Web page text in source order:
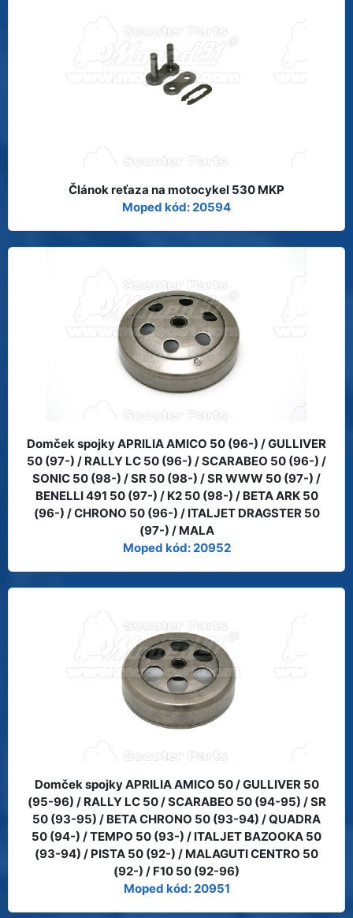
Článok reťaza na motocykel 530 MKP
Moped kód: 20594
Domček spojky APRILIA AMICO 50 (96-) / GULLIVER
50 (97-) / RALLY LC 50 (96-) / SCARABEO 50 (96-) /
SONIC 50 (98-) / SR 50 (98-) / SR WWW 50 (97-) /
BENELLI 491 50 (97-) / K2 50 (98-) / BETA ARK 50
(96-) / CHRONO 50 (96-) / ITALJET DRAGSTER 50
(97-) / MALA
Moped kód: 20952
Domček spojky APRILIA AMICO 50 / GULLIVER 50
(95-96) / RALLY LC 50 / SCARABEO 50 (94-95) / SR
50 (93-95) / BETA CHRONO 50 (93-94) / QUADRA
50 (94-) / TEMPO 50 (93-) / ITALJET BAZOOKA 50
(93-94) / PISTA 50 (92-) / MALAGUTI CENTRO 50
(92-) / F10 50 (92-96)
Moped kód: 20951